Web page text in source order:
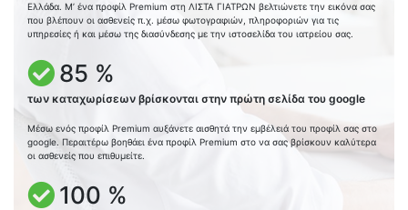
Ελλάδα. Μ’ ένα προφίλ Premium στη ΛΙΣΤΑ ΓΙΑΤΡΩΝ βελτιώνετε την εικόνα σας
που βλέπουν οι ασθενείς π.χ. μέσω φωτογραφιών, πληροφοριών για τις
υπηρεσίες ή και μέσω της διασύνδεσης με την ιστοσελίδα του ιατρείου σας.
85 %
των καταχωρίσεων βρίσκονται στην πρώτη σελίδα του google
Μέσω ενός προφίλ Premium αυξάνετε αισθητά την εμβέλειά του προφίλ σας στο
google. Περαιτέρω βοηθάει ένα προφίλ Premium στο να σας βρίσκουν καλύτερα
οι ασθενείς που επιθυμείτε.
100 %